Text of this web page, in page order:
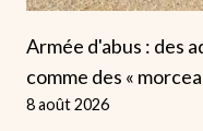
Armée d'abus : des
comme des «
8 août 2026